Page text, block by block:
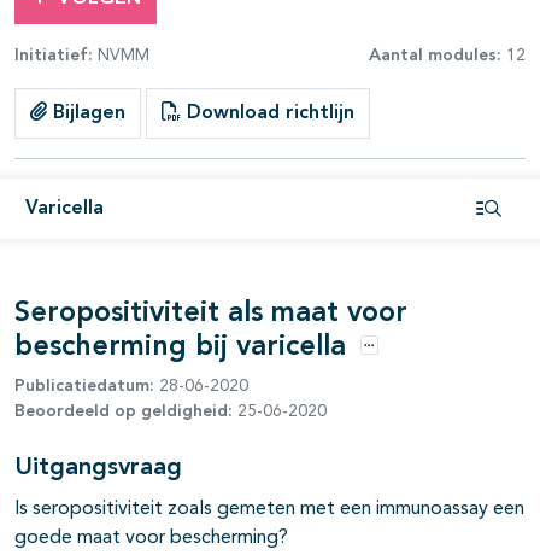
Initiatief: NVMM Aantal modules: 12
Bijlagen Download richtlijn
Varicella
open- en dichtklappen
open- en dichtklappen
Seropositiviteit als maat voor
bescherming bij varicella
Opties
Publicatiedatum: 28-06-2020
Beoordeeld op geldigheid: 25-06-2020
Uitgangsvraag
Is seropositiviteit zoals gemeten met een immunoassay een
goede maat voor bescherming?